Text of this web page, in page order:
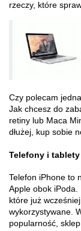
rzeczy, które
Czy polecam
Jak chcesz do
retiny lub Maca
dłużej, kup sobie
Telefony i
Telefon iPhone to
Apple obok
które już
wykorzystywane.
popularność,